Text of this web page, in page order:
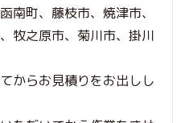
南町、藤枝市、焼津市、
牧之原市、菊川市、掛川
からお見積りをお出しし